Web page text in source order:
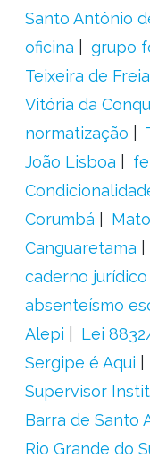
Santo Antônio
oficina
grupo
Teixeira de
Vitória da
normatização
João Lisboa
Corumbá
Canguaretama
caderno jurídico
absenteísmo
Alepi
Lei
Sergipe é Aqui
Supervisor
Barra de Santo
Rio Grande do